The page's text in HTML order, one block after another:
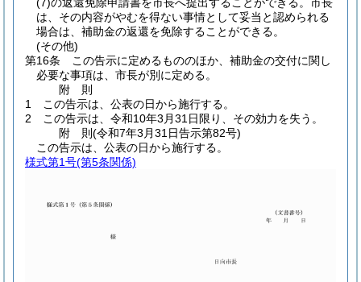
は、その内容がやむを得ない事情として妥当と認められる
場合は、補助金の返還を免除することができる。
(その他)
第16条
この告示に定めるもののほか、補助金の交付に関し
必要な事項は、市長が別に定める。
附 則
1
この告示は、公表の日から施行する。
2
この告示は、令和10年3月31日限り、その効力を失う。
附 則(令和7年3月31日告示第82号)
この告示は、公表の日から施行する。
様式第1号(第5条関係)